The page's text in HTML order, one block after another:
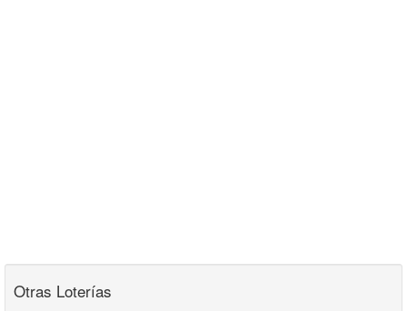
Otras Loterías